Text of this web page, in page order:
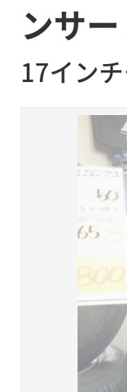
ンサ
17イン